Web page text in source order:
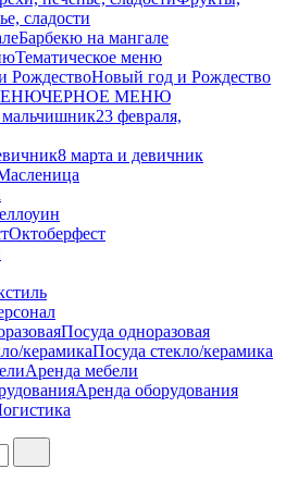
сладости
Барбекю на мангале
Тематическое меню
Новый год и Рождество
ЧЕРНОЕ МЕНЮ
23 февраля,
8 марта и девичник
Октоберфест
Посуда одноразовая
Посуда стекло/керамика
Аренда мебели
Аренда оборудования